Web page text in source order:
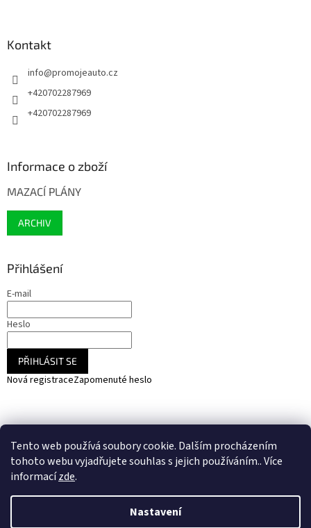
Tento web používá soubory cookie. Dalším procházením
tohoto webu vyjadřujete souhlas s jejich používáním.. Více
informacízde.
Nastavení
Kontakt
info@promojeauto.cz
+420702287969
+420702287969
Informace o zboží
MAZACÍ PLÁNY
ARCHIV
Přihlášení
E-mail
Heslo
PŘIHLÁSIT SE
Nová registraceZapomenuté heslo
SOLARCZ.cz - Vše pro solární energie a fotovoltaiku
Vytvořil Shoptet